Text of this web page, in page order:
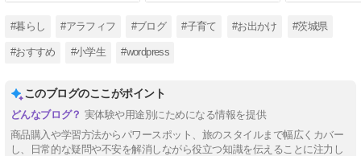
#暮らし #アラフィフ #ブログ #子育て #お出かけ #茨城県
#おすすめ #小学生 #wordpress
このブログのここがポイント
実体験や用途別にためになる情報を提供
商品購入や学習方法からパワースポット、旅のスタイルまで幅広くカバー
し、日常的な疑問や不安を解消しながら役立つ知識を伝えることに注力し